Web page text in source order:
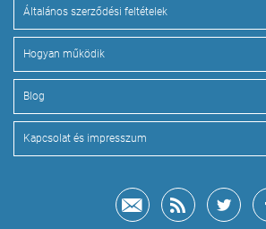
Általános szerződési feltételek
Hogyan működik
Blog
Kapcsolat és impresszum